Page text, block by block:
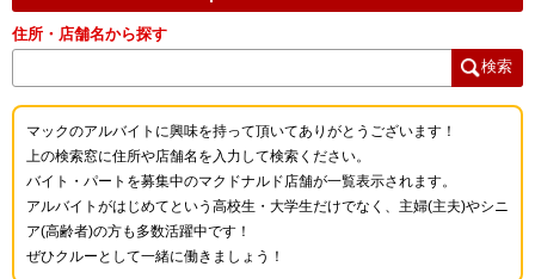
住所・店舗名から探す
検索
マックのアルバイトに興味を持って頂いてありがとうございます！
上の検索窓に住所や店舗名を入力して検索ください。
バイト・パートを募集中のマクドナルド店舗が一覧表示されます。
アルバイトがはじめてという高校生・大学生だけでなく、主婦(主夫)やシニ
ア(高齢者)の方も多数活躍中です！
ぜひクルーとして一緒に働きましょう！